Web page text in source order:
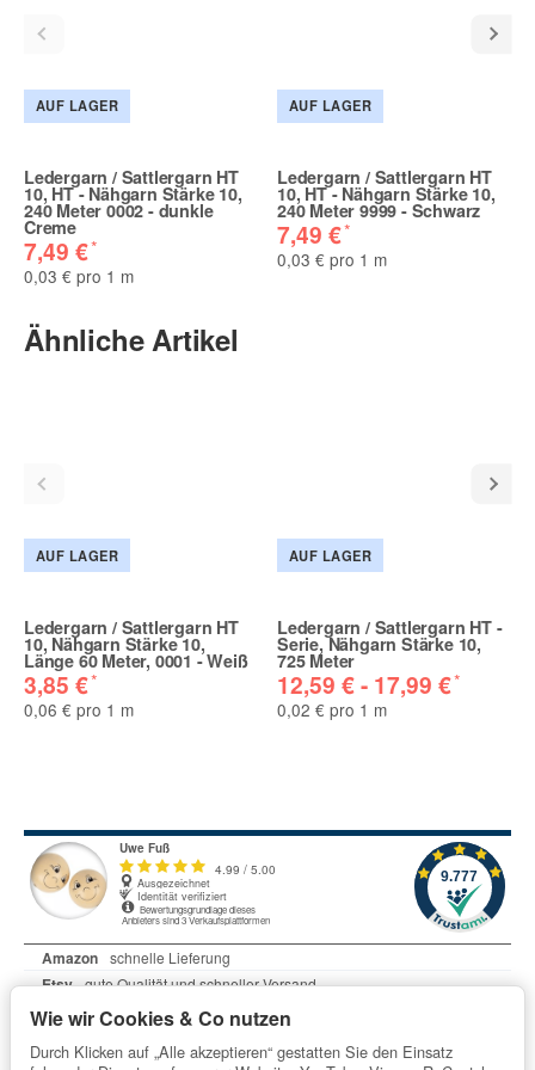
AUF LAGER
Ledergarn / Sattlergarn HT
10, HT - Nähgarn Stärke 10,
240 Meter 0002 - dunkle
Creme
7,49 €*
0,03 € pro 1 m
AUF LAGER
Ledergarn / Sattlergarn HT
10, HT - Nähgarn Stärke 10,
240 Meter 9999 - Schwarz
7,49 €*
0,03 € pro 1 m
Ähnliche Artikel
AUF LAGER
Ledergarn / Sattlergarn HT
10, Nähgarn Stärke 10,
Länge 60 Meter, 0001 - Weiß
3,85 €*
0,06 € pro 1 m
AUF LAGER
Ledergarn / Sattlergarn HT -
Serie, Nähgarn Stärke 10,
725 Meter
12,59 € - 17,99 €*
0,02 € pro 1 m
Wie wir Cookies & Co nutzen
Durch Klicken auf „Alle akzeptieren“ gestatten Sie den Einsatz